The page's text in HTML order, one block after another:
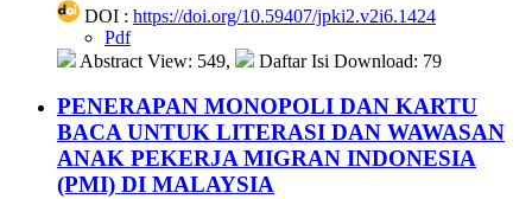
DOI : https://doi.org/10.59407/jpki2.v2i6.1424
Pdf
Abstract View: 549,
Daftar Isi Download: 79
PENERAPAN MONOPOLI DAN KARTU
BACA UNTUK LITERASI DAN WAWASAN
ANAK PEKERJA MIGRAN INDONESIA
(PMI) DI MALAYSIA